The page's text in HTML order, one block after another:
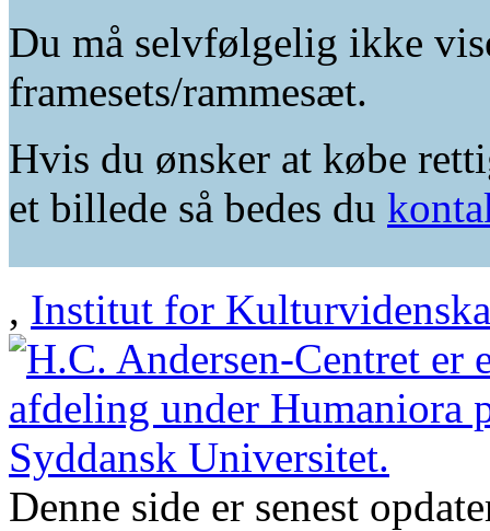
Du må selvfølgelig ikke
framesets/rammesæt.
Hvis du ønsker at købe
et billede så bedes du
, Institut for
Denne side er senest